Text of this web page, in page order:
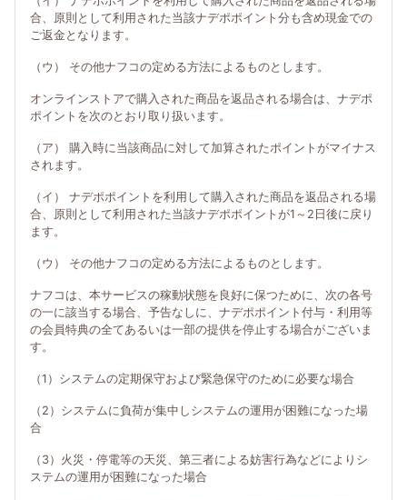
合、原則として利用された当該ナデポポイント分も含め現金での
ご返金となります。
（ウ） その他ナフコの定める方法によるものとします。
オンラインストアで購入された商品を返品される場合は、ナデポ
ポイントを次のとおり取り扱います。
（ア） 購入時に当該商品に対して加算されたポイントがマイナス
されます。
（イ） ナデポポイントを利用して購入された商品を返品される場
合、原則として利用された当該ナデポポイントが1～2日後に戻り
ます。
（ウ） その他ナフコの定める方法によるものとします。
ナフコは、本サービスの稼動状態を良好に保つために、次の各号
の一に該当する場合、予告なしに、ナデポポイント付与・利用等
の会員特典の全てあるいは一部の提供を停止する場合がございま
す。
（1）システムの定期保守および緊急保守のために必要な場合
（2）システムに負荷が集中しシステムの運用が困難になった場
合
（3）火災・停電等の天災、第三者による妨害行為などによりシ
ステムの運用が困難になった場合